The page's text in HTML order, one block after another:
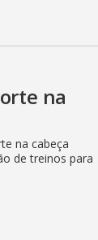
na
na cabeça
de treinos para